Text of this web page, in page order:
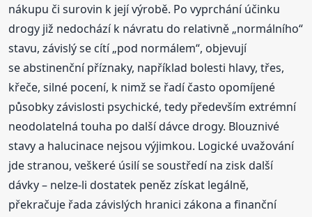
nákupu či surovin k její výrobě. Po vyprchání účinku
drogy již nedochází k návratu do relativně „normálního“
stavu, závislý se cítí „pod normálem“, objevují
se abstinenční příznaky, například bolesti hlavy, třes,
křeče, silné pocení, k nimž se řadí často opomíjené
působky závislosti psychické, tedy především extrémní
neodolatelná touha po další dávce drogy. Blouznivé
stavy a halucinace nejsou výjimkou. Logické uvažování
jde stranou, veškeré úsilí se soustředí na zisk další
dávky – nelze-li dostatek peněz získat legálně,
překračuje řada závislých hranici zákona a finanční